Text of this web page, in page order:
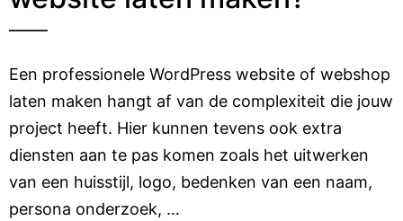
Een professionele WordPress website of webshop
laten maken hangt af van de complexiteit die jouw
project heeft. Hier kunnen tevens ook extra
diensten aan te pas komen zoals het uitwerken
van een huisstijl, logo, bedenken van een naam,
persona onderzoek, …